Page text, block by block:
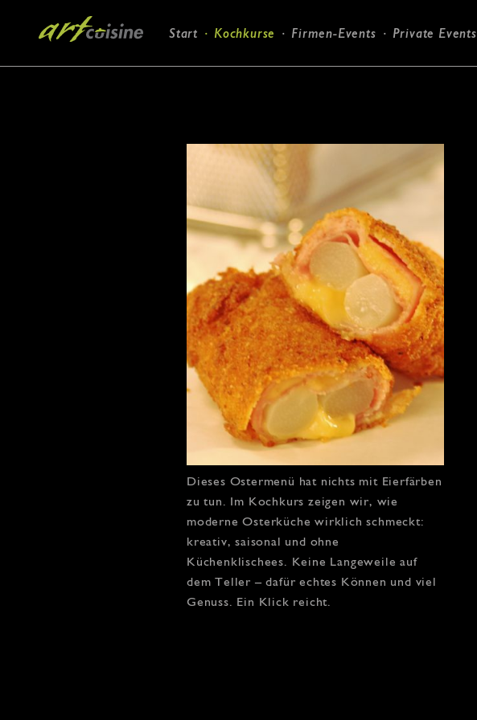
Navigation
Start Kochkurse Firmen-Events Private Events
Dieses Ostermenü hat nichts mit Eierfärben
zu tun. Im Kochkurszeigen wir, wie
moderneOsterküchewirklich schmeckt:
kreativ, saisonal und ohne
Küchenklischees. Keine Langeweile auf
dem Teller – dafür echtes Können und viel
Genuss. Ein Klick reicht.